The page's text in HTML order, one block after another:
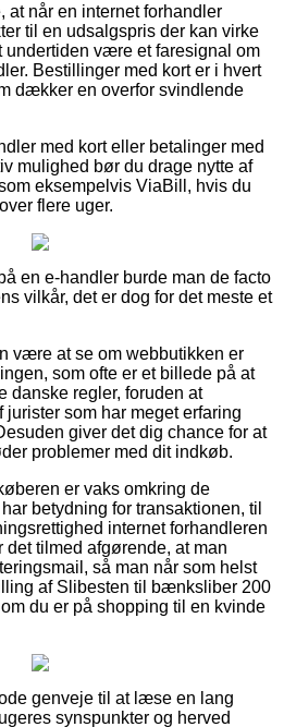
at når en internet forhandler
til en udsalgspris der kan virke
undertiden være et faresignal om
Bestillinger med kort er i hvert
dækker en overfor svindlende
med kort eller betalinger med
mulighed bør du drage nytte af
eksempelvis ViaBill, hvis du
flere uger.
en e-handler burde man de facto
vilkår, det er dog for det meste et
være at se om webbutikken er
som ofte er et billede på at
danske regler, foruden at
som har meget erfaring
giver det dig chance for at
problemer med dit indkøb.
er vaks omkring de
betydning for transaktionen, til
internet forhandleren
det tilmed afgørende, at man
så man når som helst
af Slibesten til bænksliber 200
du er på shopping til en kvinde
genveje til at læse en lang
synspunkter og herved